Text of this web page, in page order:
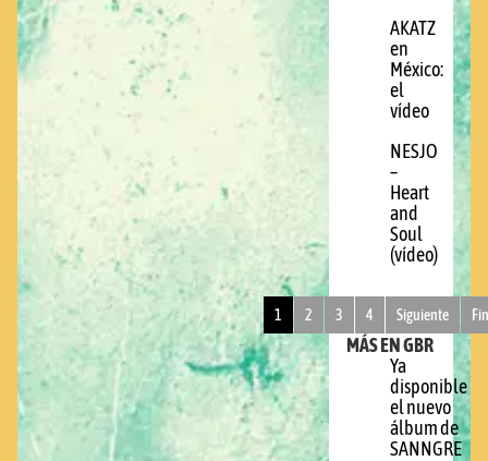
AKATZ
en
México:
el
vídeo
NESJO
–
Heart
and
Soul
(vídeo)
1 2 3 4 Siguiente
MÁS EN GBR
Ya
disponible
el nuevo
álbum de
SANNGRE